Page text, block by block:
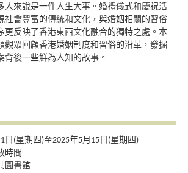
人來說是一件人生大事。婚禮儀式和慶祝活
社會豐富的傳統和文化，與婚姻相關的習俗
更反映了香港東西文化融合的獨特之處。本
觀眾回顧香港婚姻制度和習俗的沿革，發掘
背後一些鮮為人知的故事。
日(星期四)至2025年5月15日(星期四)
時間
圖書館